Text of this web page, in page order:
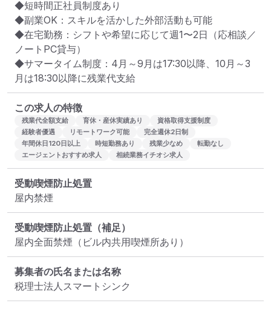
◆短時間正社員制度あり
◆副業OK：スキルを活かした外部活動も可能
◆在宅勤務：シフトや希望に応じて週1〜2日（応相談／
ノートPC貸与）
◆サマータイム制度：4月～9月は17:30以降、10月～3
月は18:30以降に残業代支給
この求人の特徴
残業代全額支給 育休・産休実績あり
資格取得支援制度
経験者優遇
リモートワーク可能
完全週休2日制
年間休日120日以上
時短勤務あり 残業少なめ
転勤なし
エージェントおすすめ求人
相続業務イチオシ求人
受動喫煙防止処置
屋内禁煙
受動喫煙防止処置（補足）
屋内全面禁煙（ビル内共用喫煙所あり）
募集者の氏名または名称
税理士法人スマートシンク